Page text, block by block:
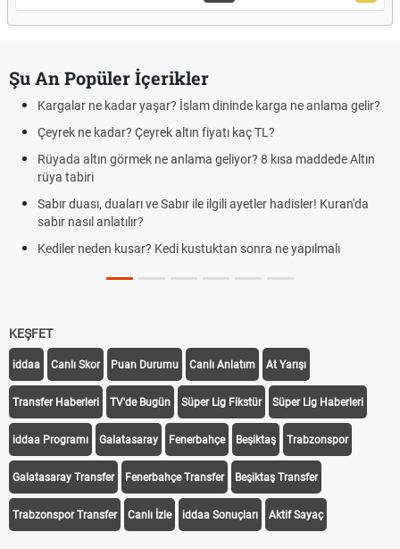
Şu An Popüler İçerikler
Kargalar ne kadar yaşar? İslam dininde karga ne anlama gelir?
Çeyrek ne kadar? Çeyrek altın fiyatı kaç TL?
Rüyada altın görmek ne anlama geliyor? 8 kısa maddede Altın
rüya tabiri
Sabır duası, duaları ve Sabır ile ilgili ayetler hadisler! Kuran'da
sabır nasıl anlatılır?
Kediler neden kusar? Kedi kustuktan sonra ne yapılmalı
KEŞFET
iddaa Canlı Skor Puan Durumu Canlı Anlatım At Yarışı
Transfer Haberleri TV'de Bugün Süper Lig Fikstür Süper Lig Haberleri
iddaa Programı Galatasaray Fenerbahçe Beşiktaş Trabzonspor
Galatasaray Transfer Fenerbahçe Transfer Beşiktaş Transfer
Trabzonspor Transfer Canlı İzle iddaa Sonuçları Aktif Sayaç